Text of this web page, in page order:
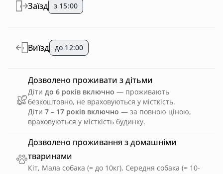
Дозволено проживання з домашніми
тваринами
Кіт, Мала собака (≈ до 10кг), Середня собака (≈ 10-
Заїзд з 15:00
Виїзд до 12:00
Дозволено проживати з дітьми
Діти до 6 років включно — проживають
безкоштовно, не враховуються у місткість.
Діти 7 – 17 років включно — за повною ціною,
враховуються у місткість будинку.